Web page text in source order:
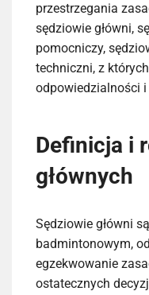
przestrzegania
sędziowie główni,
pomocniczy,
techniczni, z
odpowiedzialności i
Definicja i
głównych
Sędziowie główni
badmintonowym,
egzekwowanie
ostatecznych